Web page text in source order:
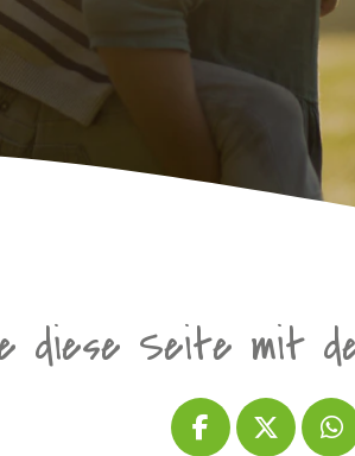
diese Seite mit